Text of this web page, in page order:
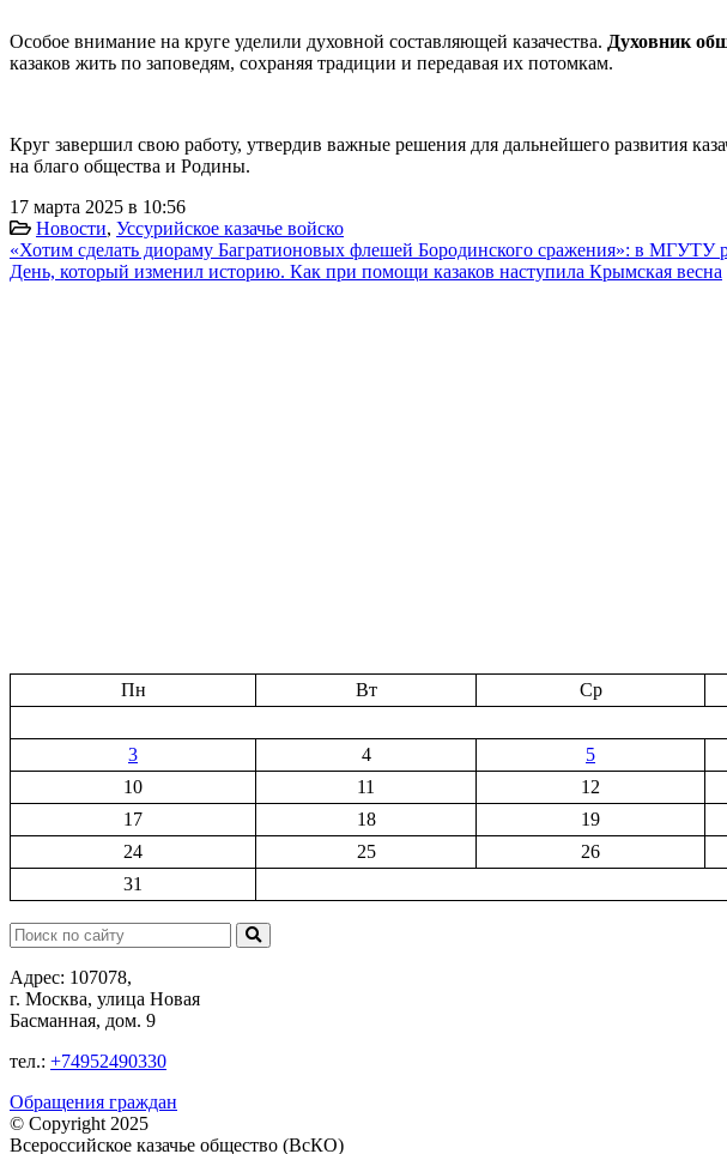
Особое внимание на круге уделили духовной составляющей казачества. Духовник
казаков жить по заповедям, сохраняя традиции и передавая их потомкам.
Круг завершил свою работу, утвердив важные решения для дальнейшего развития
на благо общества и Родины.
17 марта 2025 в 10:56
Новости, Уссурийское казачье войско
«Хотим сделать диораму Багратионовых флешей Бородинского сражения»: в МГУТУ
День, который изменил историю. Как при помощи казаков наступила Крымская весна
Пн
Вт Ср
3
4 5
10
11 12
17
18 19
24
25 26
31
Поиск:
Адрес: 107078,
г. Москва, улица Новая
Басманная, дом. 9
тел.: +74952490330
Обращения граждан
© Copyright 2025
Всероссийское казачье общество (ВсКО)